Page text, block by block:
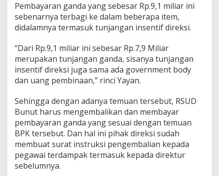
b
a
l
k
a
n
R
p
7
,
9
M
l
i
a
Pembayaran ganda yang sebesar Rp.9,1 miliar ini
sebenarnya terbagi ke dalam beberapa item,
didalamnya termasuk tunjangan insentif direksi.
“Dari Rp.9,1 miliar ini sebesar Rp.7,9 Miliar
merupakan tunjangan ganda, sisanya tunjangan
insentif direksi juga sama ada government body
dan uang pembinaan,” rinci Yayan.
Sehingga dengan adanya temuan tersebut, RSUD
Bunut harus mengembalikan dan membayar
pembayaran ganda yang sesuai dengan temuan
BPK tersebut. Dan hal ini pihak direksi sudah
membuat surat instruksi pengembalian kepada
pegawai terdampak termasuk kepada direktur
sebelumnya.